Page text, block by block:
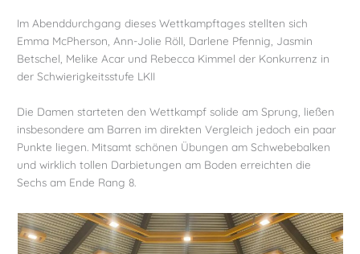
Im Abenddurchgang dieses Wettkampftages stellten sich
Emma McPherson, Ann-Jolie Röll, Darlene Pfennig, Jasmin
Betschel, Melike Acar und Rebecca Kimmel der Konkurrenz in
der Schwierigkeitsstufe LKII
Die Damen starteten den Wettkampf solide am Sprung, ließen
insbesondere am Barren im direkten Vergleich jedoch ein paar
Punkte liegen. Mitsamt schönen Übungen am Schwebebalken
und wirklich tollen Darbietungen am Boden erreichten die
Sechs am Ende Rang 8.